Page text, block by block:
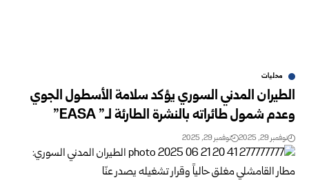
محليات
الطيران المدني السوري يؤكد سلامة الأسطول الجوي
وعدم شمول طائراته بالنشرة الطارئة لـ” EASA”
نوفمبر 29, 2025 نوفمبر 29, 2025